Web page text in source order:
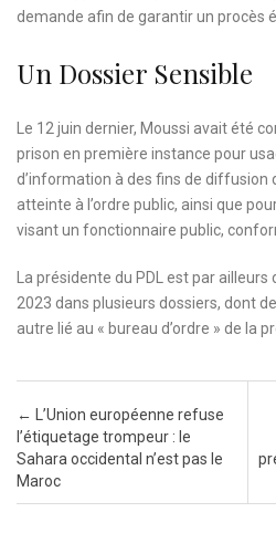
demande afin de garantir un procès
Un Dossier Sensible
Le 12 juin dernier, Moussi avait été
prison en première instance pour
d’information à des fins de
atteinte à l’ordre public, ainsi que
visant un fonctionnaire public,
La présidente du PDL est par
2023 dans plusieurs dossiers, dont
autre lié au « bureau d’ordre » de la
Post navigation
←
L’Union européenne refuse
l’étiquetage trompeur : le
Sahara occidental n’est pas le
Maroc